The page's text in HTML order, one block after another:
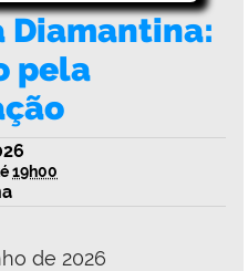
Diamantina:
pela
19h00
de 2026